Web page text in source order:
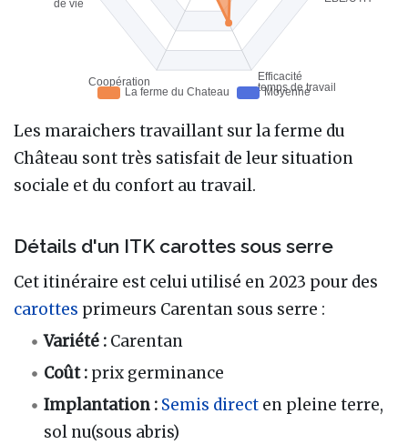
Les maraichers travaillant sur la ferme du
Château sont très satisfait de leur situation
sociale et du confort au travail.
Détails d'un ITK carottes sous serre
Cet itinéraire est celui utilisé en 2023 pour des
carottes primeurs Carentan sous serre :
Variété : Carentan
Coût : prix germinance
Implantation : Semis direct en pleine terre,
sol nu(sous abris)